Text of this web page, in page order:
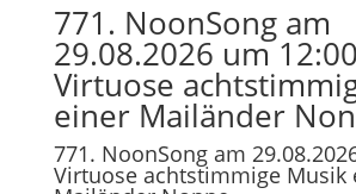
771. NoonSong am
29.08.2026 um 12:00
Virtuose
einer Mailänder
771. NoonSong am
Virtuose achtstimmige Musik